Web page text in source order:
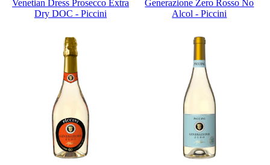
Venetian Dress Prosecco Extra
Dry DOC - Piccini
Generazione Zero Rosso No
Alcol - Piccini